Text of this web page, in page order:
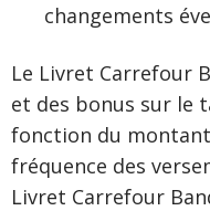
changements
Le Livret Carrefour
et des bonus sur le
fonction du montant
fréquence des
Livret Carrefour